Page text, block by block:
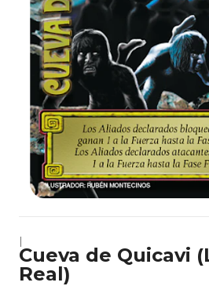
|
Cueva de Quicavi
Real)